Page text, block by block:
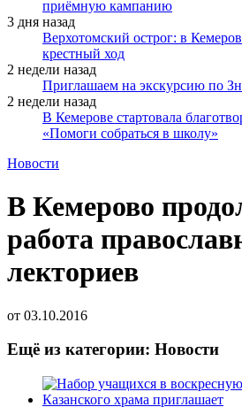
приёмную кампанию
3 дня назад
Верхотомский острог: в
крестный ход
2 недели назад
Приглашаем на экскурсию по
2 недели назад
В Кемерове стартовала
«Помоги собраться в школу»
Новости
В Кемерово
работа
лекториев
от 03.10.2016
Ещё из категории: Новости